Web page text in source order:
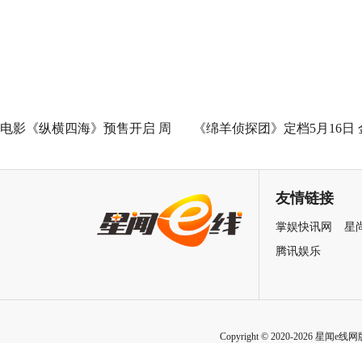
电影《纵横四海》预售开启 周 《绵羊侦探团》定档5月16日
友情链接
掌娱快讯网
星
腾讯娱乐
Copyright © 2020-2026 星闻e线